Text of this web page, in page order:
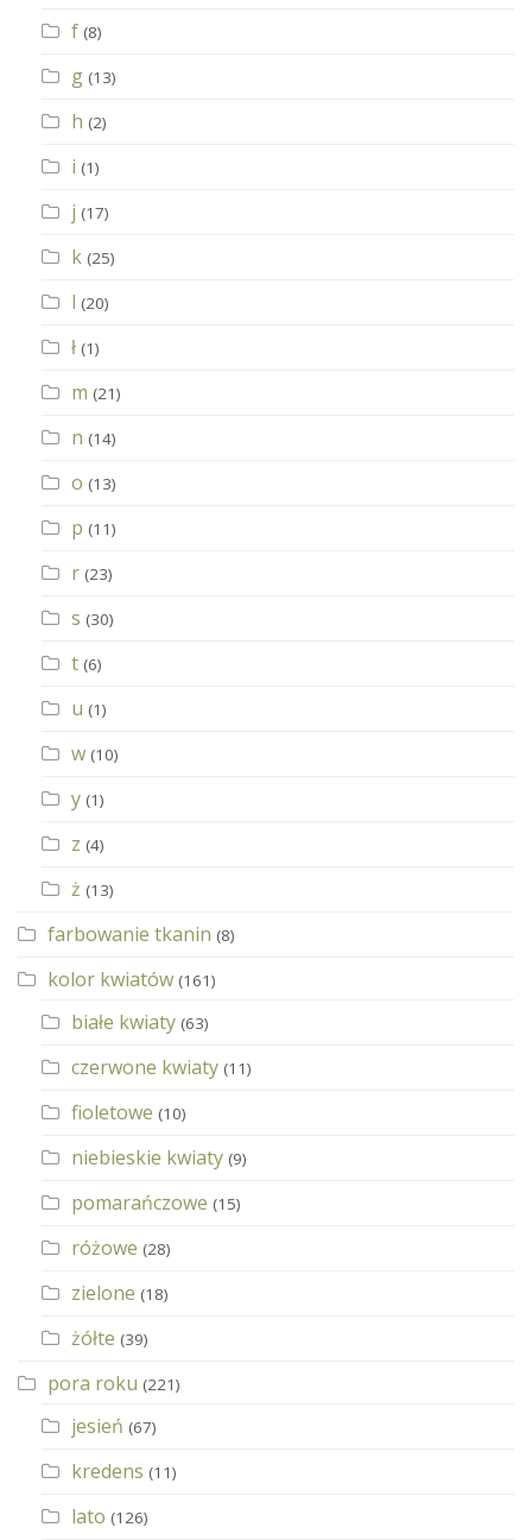
f (8)
g (13)
h (2)
i (1)
j (17)
k (25)
l (20)
ł (1)
m (21)
n (14)
o (13)
p (11)
r (23)
s (30)
t (6)
u (1)
w (10)
y (1)
z (4)
ż (13)
farbowanie tkanin (8)
kolor kwiatów (161)
białe kwiaty (63)
czerwone kwiaty (11)
fioletowe (10)
niebieskie kwiaty (9)
pomarańczowe (15)
różowe (28)
zielone (18)
żółte (39)
pora roku (221)
jesień (67)
kredens (11)
lato (126)